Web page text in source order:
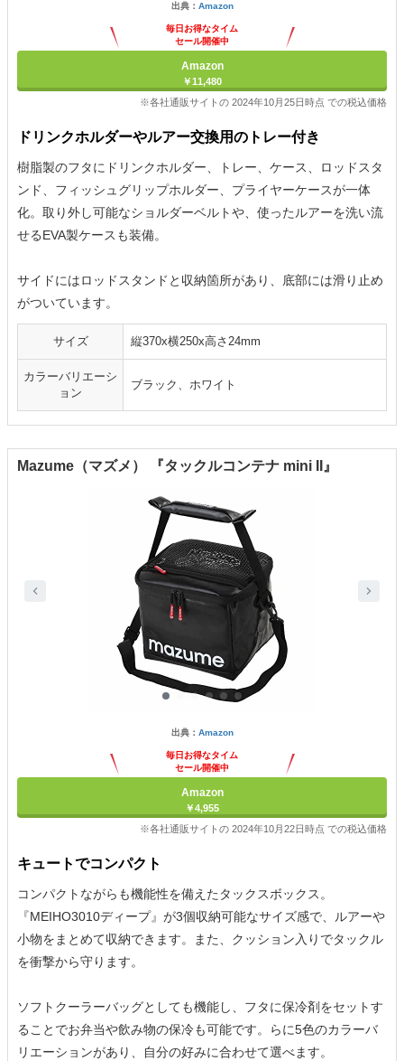
出典： Amazon
毎日お得なタイム
セール開催中
Amazon
￥11,480
※各社通販サイトの 2024年10月25日時点 での税込価格
ドリンクホルダーやルアー交換用のトレー付き
樹脂製のフタにドリンクホルダー、トレー、ケース、ロッドスタ
ンド、フィッシュグリップホルダー、プライヤーケースが一体
化。取り外し可能なショルダーベルトや、使ったルアーを洗い流
せるEVA製ケースも装備。
サイドにはロッドスタンドと収納箇所があり、底部には滑り止め
がついています。
サイズ 縦370x横250x高さ24mm
カラーバリエーシ
ョン
ブラック、ホワイト
Mazume（マズメ） 『タックルコンテナ mini II』
出典： Amazon
毎日お得なタイム
セール開催中
Amazon
￥4,955
※各社通販サイトの 2024年10月22日時点 での税込価格
キュートでコンパクト
コンパクトながらも機能性を備えたタックスボックス。
『MEIHO3010ディープ』が3個収納可能なサイズ感で、ルアーや
小物をまとめて収納できます。また、クッション入りでタックル
を衝撃から守ります。
ソフトクーラーバッグとしても機能し、フタに保冷剤をセットす
ることでお弁当や飲み物の保冷も可能です。らに5色のカラーバ
リエーションがあり、自分の好みに合わせて選べます。